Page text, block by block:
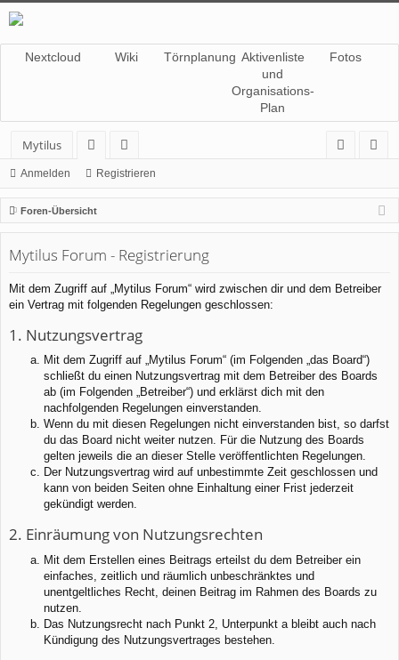
Nextcloud Wiki Törnplanung Aktivenliste
und
Organisations-
Plan
Fotos
Mytilus
or
en
itg
lie
de
r
m
el
n
ist
rie
n
Anmelden Registrieren
Foren-Übersicht
Mytilus Forum - Registrierung
Mit dem Zugriff auf „Mytilus Forum“ wird zwischen dir und dem Betreiber
ein Vertrag mit folgenden Regelungen geschlossen:
1. Nutzungsvertrag
Mit dem Zugriff auf „Mytilus Forum“ (im Folgenden „das Board“)
schließt du einen Nutzungsvertrag mit dem Betreiber des Boards
ab (im Folgenden „Betreiber“) und erklärst dich mit den
nachfolgenden Regelungen einverstanden.
Wenn du mit diesen Regelungen nicht einverstanden bist, so darfst
du das Board nicht weiter nutzen. Für die Nutzung des Boards
gelten jeweils die an dieser Stelle veröffentlichten Regelungen.
Der Nutzungsvertrag wird auf unbestimmte Zeit geschlossen und
kann von beiden Seiten ohne Einhaltung einer Frist jederzeit
gekündigt werden.
2. Einräumung von Nutzungsrechten
Mit dem Erstellen eines Beitrags erteilst du dem Betreiber ein
einfaches, zeitlich und räumlich unbeschränktes und
unentgeltliches Recht, deinen Beitrag im Rahmen des Boards zu
nutzen.
Das Nutzungsrecht nach Punkt 2, Unterpunkt a bleibt auch nach
Kündigung des Nutzungsvertrages bestehen.